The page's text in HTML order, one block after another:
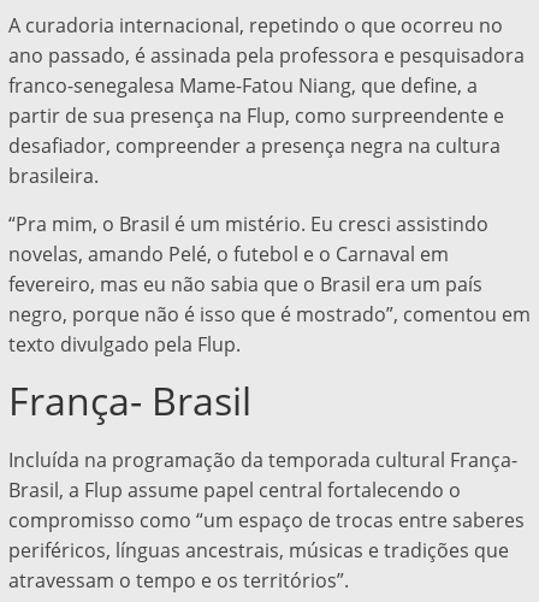
A curadoria internacional, repetindo o que ocorreu no
ano passado, é assinada pela professora e pesquisadora
franco-senegalesa Mame-Fatou Niang, que define, a
partir de sua presença na Flup, como surpreendente e
desafiador, compreender a presença negra na cultura
brasileira.
“Pra mim, o Brasil é um mistério. Eu cresci assistindo
novelas, amando Pelé, o futebol e o Carnaval em
fevereiro, mas eu não sabia que o Brasil era um país
negro, porque não é isso que é mostrado”, comentou em
texto divulgado pela Flup.
França- Brasil
Incluída na programação da temporada cultural França-
Brasil, a Flup assume papel central fortalecendo o
compromisso como “um espaço de trocas entre saberes
periféricos, línguas ancestrais, músicas e tradições que
atravessam o tempo e os territórios”.